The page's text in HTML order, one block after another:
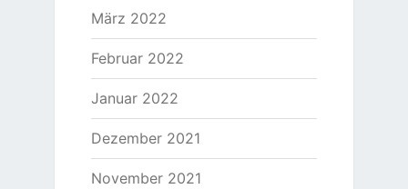
März 2022
Februar 2022
Januar 2022
Dezember 2021
November 2021